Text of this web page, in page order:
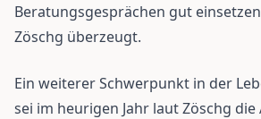
Beratungsgesprächen gut
Zöschg überzeugt.
Ein weiterer Schwerpunkt in der
sei im heurigen Jahr laut Zöschg